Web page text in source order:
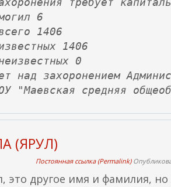
6
1406
1406
0
над захоронением
"Маевская средняя
(ЯРУЛ)
Постоянная ссылка (Permalink)
это другое имя и фамилия,